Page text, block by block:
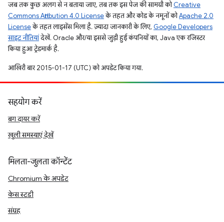
जब तक कुछ अलग से न बताया जाए, तब तक इस पेज की सामग्री कोCreative
Commons Attribution 4.0 Licenseके तहत और कोड के नमूनों कोApache 2.0
Licenseके तहत लाइसेंस मिला है. ज़्यादा जानकारी के लिए, Google Developers
साइट नीतियांदेखें. Oracle और/या इससे जुड़ी हुई कंपनियों का, Java एक रजिस्टर
किया हुआ ट्रेडमार्क है.
आखिरी बार 2015-01-17 (UTC) को अपडेट किया गया.
सहयोग करें
बग दायर करें
खुली समस्याएं देखें
मिलता-जुलता कॉन्टेंट
Chromium के अपडेट
केस स्टडी
संग्रह